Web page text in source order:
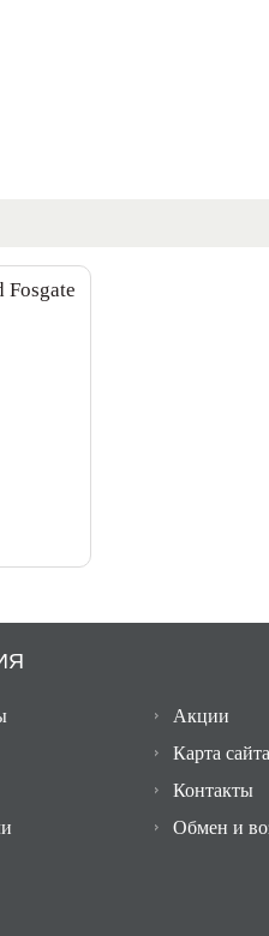
Fosgate
Акции
Карта сайта
Контакты
Обмен и